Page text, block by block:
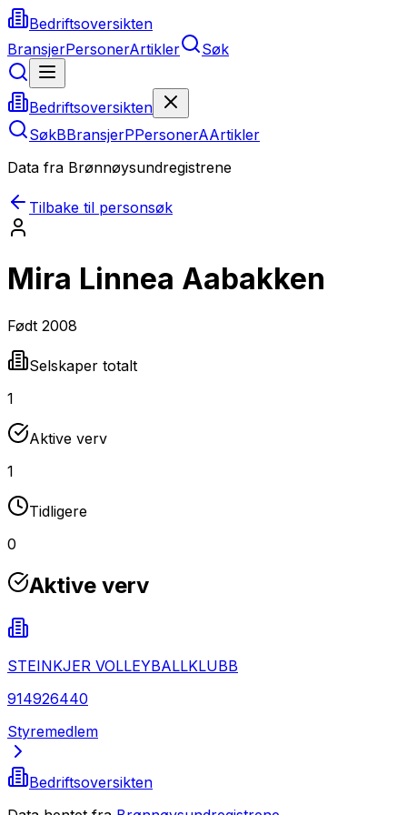
Bedriftsoversikten
BransjerPersonerArtikler Søk
Bedriftsoversikten
SøkBBransjerPPersonerAArtikler
Data fra Brønnøysundregistrene
Tilbake til personsøk
Mira Linnea Aabakken
Født 2008
Selskaper totalt
1
Aktive verv
1
Tidligere
0
Aktive verv
STEINKJER VOLLEYBALLKLUBB
914926440
Styremedlem
Bedriftsoversikten